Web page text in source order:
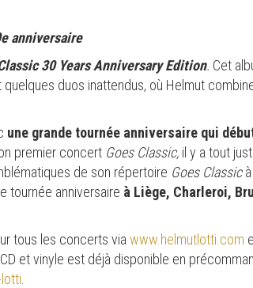
anniversaire
30 Years Anniversary Edition. Cet
duos inattendus, où Helmut
une grande tournée anniversaire qui
premier concert Goes Classic, il y a tout
de son répertoire Goes Classicà
tournée anniversaire à Liège, Charleroi,
tous les concerts via www.helmutlotti.com
et vinyle est déjà disponible en